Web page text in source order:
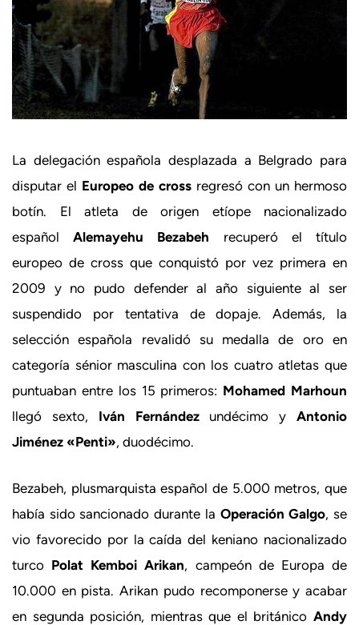
La delegación española desplazada a Belgrado para
disputar el Europeo de cross regresó con un hermoso
botín. El atleta de origen etíope nacionalizado
españolAlemayehu Bezabeh recuperó el título
europeo de cross que conquistó por vez primera en
2009 y no pudo defender al año siguiente al ser
suspendido por tentativa de dopaje. Además, la
selección española revalidó su medalla de oro en
categoría sénior masculina con los cuatro atletas que
puntuaban entre los 15 primeros: Mohamed Marhoun
llegó sexto, Iván Fernándezundécimo yAntonio
Jiménez «Penti», duodécimo.
Bezabeh, plusmarquista español de 5.000 metros, que
había sido sancionado durante la Operación Galgo, se
vio favorecido por la caída del keniano nacionalizado
turco Polat Kemboi Arikan, campeón de Europa de
10.000 en pista. Arikan pudo recomponerse y acabar
en segunda posición, mientras que el británico Andy